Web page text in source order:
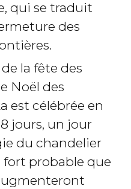
qui se traduit
des
la fête des
Noël des
est célébrée en
jours, un jour
du chandelier
probable que